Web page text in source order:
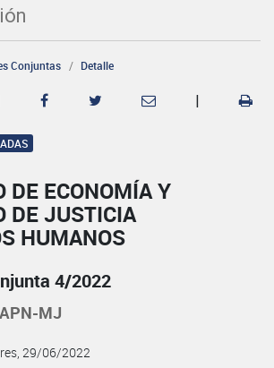
Conjuntas Detalle
|
DE ECONOMÍA Y
DE JUSTICIA
HUMANOS
4/2022
MJ
29/06/2022